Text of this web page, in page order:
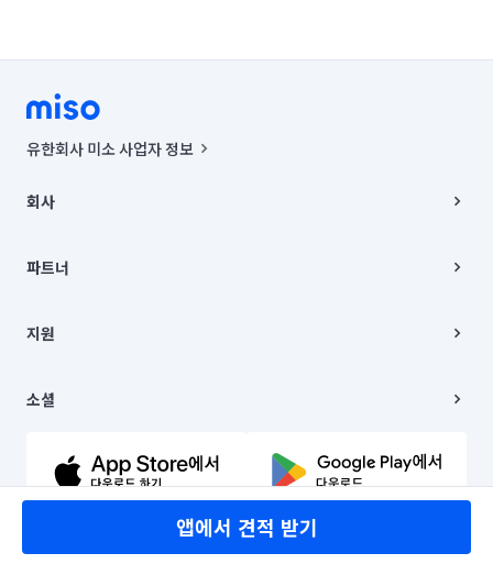
앱에서 견적 받기
유한회사 미소 사업자 정보
00019 |
주소 | 본사: 서울특별시 종로구 율곡로 6(중학동, 트윈트리빌딩) B동 5층
컨택센터 : 서울특별시 종로구 수송동 율곡로 24, 7층, 8층 미소
상품, 상품정보, 거래에 관한 의무와 책임은 거래당사자에게 있습니다.
언론 보도 관련 문의:
© 유한회사 미소. Miso, Inc. All Rights Reserved.
회사
채용
파트너
이사
지원
이용약관
문의하기
소셜
유튜브